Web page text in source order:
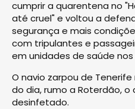
cumprir a quarentena no
até cruel" e voltou a
segurança e mais
com tripulantes e
em unidades de saúde
O navio zarpou de
do dia, rumo a Roterdão,
desinfetado.